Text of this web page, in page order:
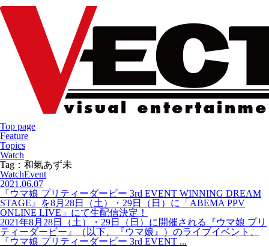
Top page
Feature
Topics
Watch
Tag：和氣あず未
WatchEvent
2021.06.07
『ウマ娘 プリティーダービー 3rd EVENT WINNING DREAM
STAGE』を8月28日（土）・29日（日）に「ABEMA PPV
ONLINE LIVE」にて生配信決定！
2021年8月28日（土）・29日（日）に開催される『ウマ娘 プリ
ティーダービー』（以下、『ウマ娘』）のライブイベント、
『ウマ娘 プリティーダービー 3rd EVENT ...